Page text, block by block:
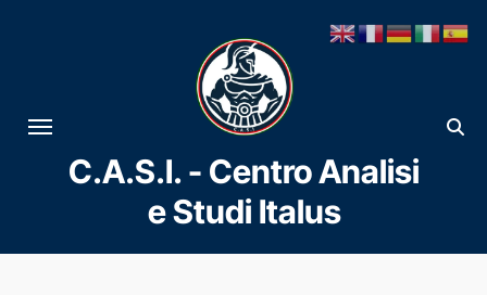
al
contenuto
C.A.S.I. - Centro Analisi
e Studi Italus